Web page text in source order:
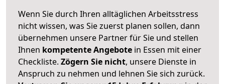
Wenn Sie durch Ihren alltäglichen Arbeitsstress
nicht wissen, was Sie zuerst planen sollen, dann
übernehmen unsere Partner für Sie und stellen
Ihnen kompetente Angebote in Essen mit einer
Checkliste. Zögern Sie nicht, unsere Dienste in
Anspruch zu nehmen und lehnen Sie sich zurück.